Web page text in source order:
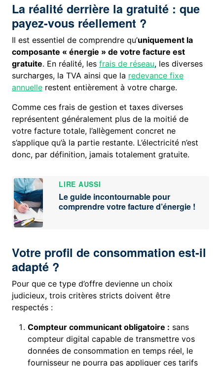
La réalité derrière la gratuité : que
payez-vous réellement ?
Il est essentiel de comprendre qu’uniquement la
composante « énergie » de votre facture est
gratuite. En réalité, lesfrais de réseau, les diverses
surcharges, la TVA ainsi que la redevance fixe
annuelle restent entièrement à votre charge.
Comme ces frais de gestion et taxes diverses
représentent généralement plus de la moitié de
votre facture totale, l’allègement concret ne
s’applique qu’à la partie restante. L’électricité n’est
donc, par définition, jamais totalement gratuite.
LIRE AUSSI
Le guide incontournable pour
comprendre votre facture d’énergie !
Votre profil de consommation est-il
adapté ?
Pour que ce type d’offre devienne un choix
judicieux, trois critères stricts doivent être
respectés :
Compteur communicant obligatoire : sans
compteur digital capable de transmettre vos
données de consommation en temps réel, le
fournisseur ne pourra pas appliquer ces tarifs